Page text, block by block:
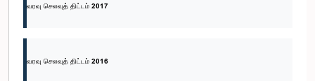
வரவு செலவுத் திட்டம் 2017
வரவு செலவுத் திட்டம் 2016